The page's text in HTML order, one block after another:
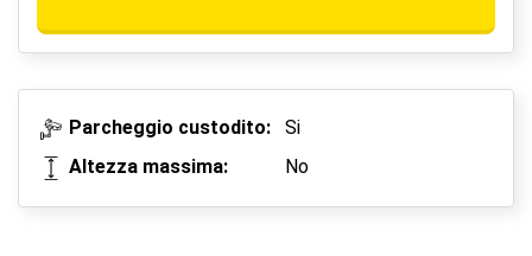
Parcheggio custodito:
Si
Altezza massima:
No